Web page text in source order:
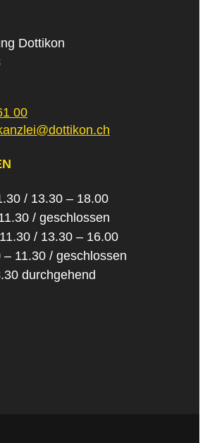
Dottikon
00
/ 13.30 – 18.00
/ geschlossen
/ 13.30 – 16.00
– 11.30 / geschlossen
durchgehend